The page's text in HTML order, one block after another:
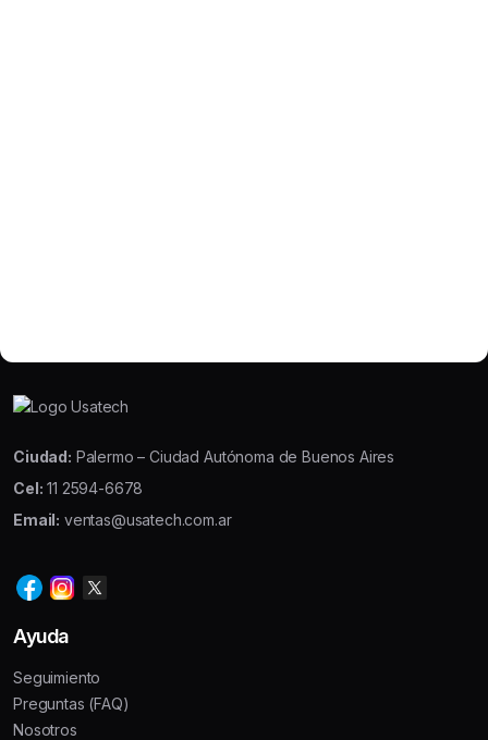
Ciudad: Palermo – Ciudad Autónoma de Buenos Aires
Cel: 11 2594-6678
Email: ventas@usatech.com.ar
Ayuda
Seguimiento
Preguntas (FAQ)
Nosotros